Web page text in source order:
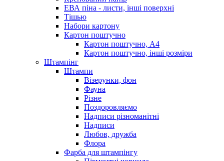
ЕВА піна - листи, інші поверхні
Тішью
Набори картону
Картон поштучно
Картон поштучно, А4
Картон поштучно, інші розміри
Штампінг
Штампи
Візерунки, фон
Фауна
Різне
Поздоровляємо
Надписи різноманітні
Надписи
Любов, дружба
Флора
Фарба для штампінгу